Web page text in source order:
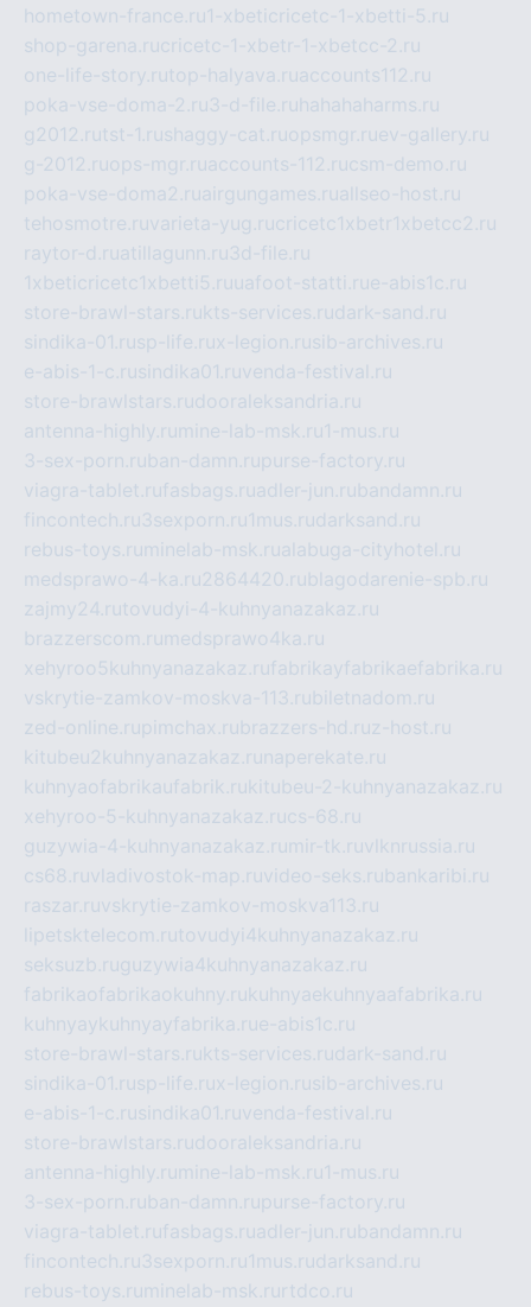
hometown-france.ru1-xbeticricetc-1-xbetti-5.ru
shop-garena.rucricetc-1-xbetr-1-xbetcc-2.ru
one-life-story.rutop-halyava.ruaccounts112.ru
poka-vse-doma-2.ru3-d-file.ru hahahaharms.ru
g2012.rutst-1.rushaggy-cat.ruopsmgr.ruev-gallery.ru
g-2012.ruops-mgr.ruaccounts-112.rucsm-demo.ru
poka-vse-doma2.ruairgungames.ruallseo-host.ru
tehosmotre.ruvarieta-yug.rucricetc1xbetr1xbetcc2.ru
raytor-d.ruatillagunn.ru3d-file.ru
1xbeticricetc1xbetti5.ruuafoot-statti.rue-abis1c.ru
store-brawl-stars.rukts-services.rudark-sand.ru
sindika-01.rusp-life.rux-legion.rusib-archives.ru
e-abis-1-c.rusindika01.ruvenda-festival.ru
store-brawlstars.rudooraleksandria.ru
antenna-highly.ru mine-lab-msk.ru1-mus.ru
3-sex-porn.ruban-damn.rupurse-factory.ru
viagra-tablet.rufasbags.ruadler-jun.rubandamn.ru
fincontech.ru3sexporn.ru1mus.rudarksand.ru
rebus-toys.ru minelab-msk.rualabuga-cityhotel.ru
medsprawo-4-ka.ru2864420.rublagodarenie-spb.ru
zajmy24.rutovudyi-4-kuhnyanazakaz.ru
brazzerscom.ru medsprawo4ka.ru
xehyroo5kuhnyanazakaz.rufabrikayfabrikaefabrika.ru
vskrytie-zamkov-moskva-113.rubiletnadom.ru
zed-online.rupimchax.rubrazzers-hd.ruz-host.ru
kitubeu2kuhnyanazakaz.ru naperekate.ru
kuhnyaofabrikaufabrik.rukitubeu-2-kuhnyanazakaz.ru
xehyroo-5-kuhnyanazakaz.rucs-68.ru
guzywia-4-kuhnyanazakaz.ru mir-tk.ruvlknrussia.ru
cs68.ruvladivostok-map.ruvideo-seks.rubankaribi.ru
raszar.ruvskrytie-zamkov-moskva113.ru
lipetsktelecom.rutovudyi4kuhnyanazakaz.ru
seksuzb.ruguzywia4kuhnyanazakaz.ru
fabrikaofabrikaokuhny.rukuhnyaekuhnyaafabrika.ru
kuhnyaykuhnyayfabrika.rue-abis1c.ru
store-brawl-stars.rukts-services.rudark-sand.ru
sindika-01.rusp-life.rux-legion.rusib-archives.ru
e-abis-1-c.rusindika01.ruvenda-festival.ru
store-brawlstars.rudooraleksandria.ru
antenna-highly.ru mine-lab-msk.ru1-mus.ru
3-sex-porn.ruban-damn.rupurse-factory.ru
viagra-tablet.rufasbags.ruadler-jun.rubandamn.ru
fincontech.ru3sexporn.ru1mus.rudarksand.ru
rebus-toys.ru minelab-msk.ru rtdco.ru